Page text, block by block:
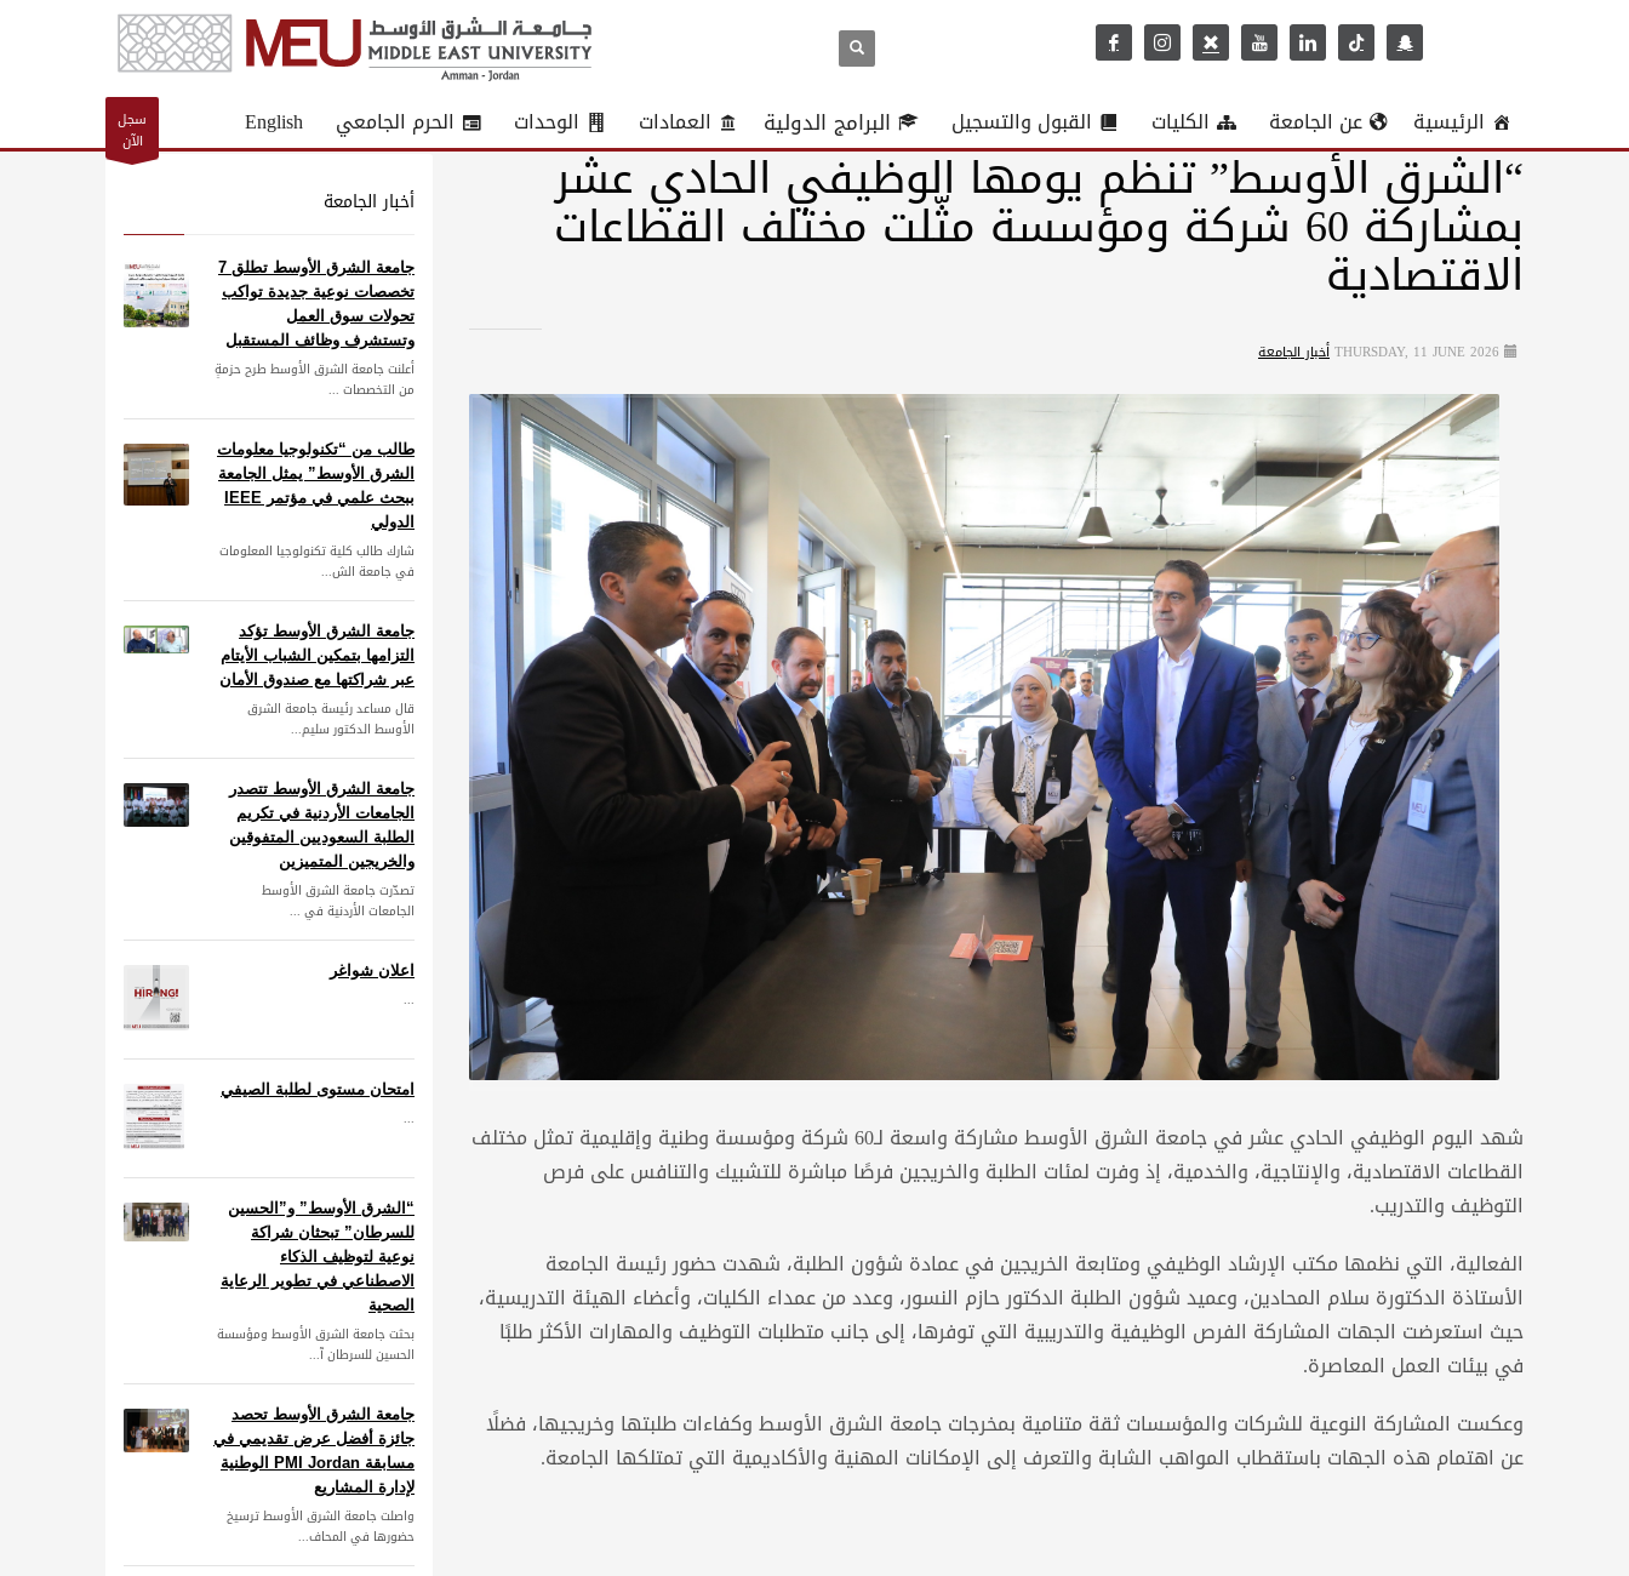
الرئيسية عن الجامعة الكليات القبول والتسجيل البرامج الدولية العمادات الوحدات الحرم الجامعي English
سجل
الآن
“الشرق الأوسط” تنظم يومها الوظيفي الحادي عشر
بمشاركة 60 شركة ومؤسسة مثّلت مختلف القطاعات
الاقتصادية
THURSDAY, 11 JUNE 2026أخبار الجامعة
شهد اليوم الوظيفي الحادي عشر في جامعة الشرق الأوسط مشاركة واسعة لـ60 شركة ومؤسسة وطنية وإقليمية تمثل مختلف
القطاعات الاقتصادية، والإنتاجية، والخدمية، إذ وفرت لمئات الطلبة والخريجين فرصًا مباشرة للتشبيك والتنافس على فرص
التوظيف والتدريب.
الفعالية، التي نظمها مكتب الإرشاد الوظيفي ومتابعة الخريجين في عمادة شؤون الطلبة، شهدت حضور رئيسة الجامعة
الأستاذة الدكتورة سلام المحادين، وعميد شؤون الطلبة الدكتور حازم النسور، وعدد من عمداء الكليات، وأعضاء الهيئة التدريسية،
حيث استعرضت الجهات المشاركة الفرص الوظيفية والتدريبية التي توفرها، إلى جانب متطلبات التوظيف والمهارات الأكثر طلبًا
في بيئات العمل المعاصرة.
وعكست المشاركة النوعية للشركات والمؤسسات ثقة متنامية بمخرجات جامعة الشرق الأوسط وكفاءات طلبتها وخريجيها، فضلًا
عن اهتمام هذه الجهات باستقطاب المواهب الشابة والتعرف إلى الإمكانات المهنية والأكاديمية التي تمتلكها الجامعة.
أخبار الجامعة
جامعة الشرق الأوسط تطلق 7
تخصصات نوعية جديدة تواكب
تحولات سوق العمل
وتستشرف وظائف المستقبل
أعلنت جامعة الشرق الأوسط طرح حزمةٍ
من التخصصات ...
طالب من “تكنولوجيا معلومات
الشرق الأوسط” يمثل الجامعة
ببحث علمي في مؤتمر IEEE
الدولي
شارك طالب كلية تكنولوجيا المعلومات
في جامعة الش...
جامعة الشرق الأوسط تؤكد
التزامها بتمكين الشباب الأيتام
عبر شراكتها مع صندوق الأمان
قال مساعد رئيسة جامعة الشرق
الأوسط الدكتور سليم...
جامعة الشرق الأوسط تتصدر
الجامعات الأردنية في تكريم
الطلبة السعوديين المتفوقين
والخريجين المتميزين
تصدّرت جامعة الشرق الأوسط
الجامعات الأردنية في ...
اعلان شواغر
...
امتحان مستوى لطلبة الصيفي
...
“الشرق الأوسط” و”الحسين
للسرطان” تبحثان شراكة
نوعية لتوظيف الذكاء
الاصطناعي في تطوير الرعاية
الصحية
بحثت جامعة الشرق الأوسط ومؤسسة
الحسين للسرطان آ...
جامعة الشرق الأوسط تحصد
جائزة أفضل عرض تقديمي في
مسابقة PMI Jordan الوطنية
لإدارة المشاريع
واصلت جامعة الشرق الأوسط ترسيخ
حضورها في المحاف...